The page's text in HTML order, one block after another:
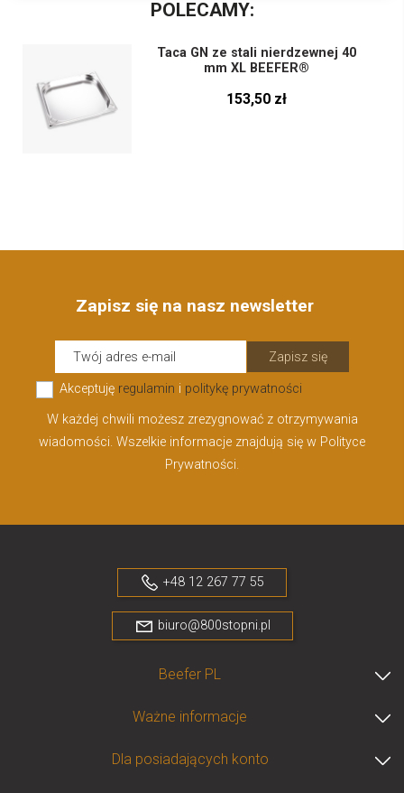
POLECAMY:
Taca GN ze stali nierdzewnej 40
mm XL BEEFER®
153,50 zł
Zapisz się na nasz newsletter
Zapisz się
Akceptuję regulamin i politykę prywatności
W każdej chwili możesz zrezygnować z otrzymywania
wiadomości. Wszelkie informacje znajdują się w Polityce
Prywatności.
+48 12 267 77 55
biuro@800stopni.pl
Beefer PL
Ważne informacje
Dla posiadających konto